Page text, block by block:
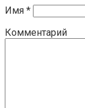
Имя *
Комментарий